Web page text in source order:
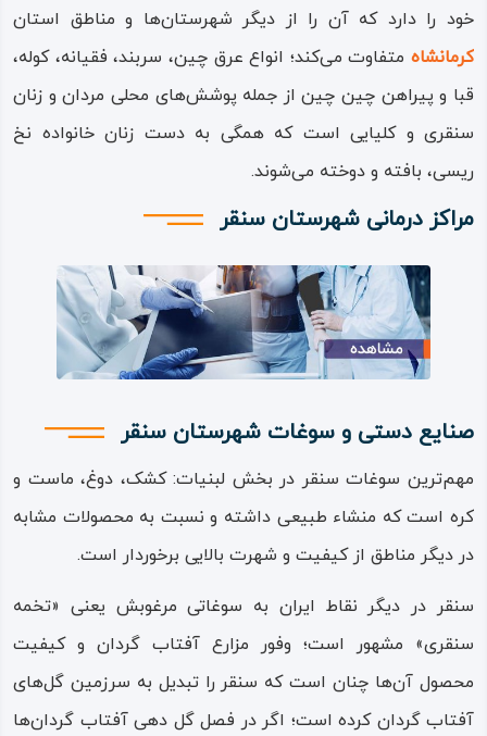
این رو نیروی متفقین این کوه‌ها را به توپ بستند.
جاذبه‌های گردشگری شهرستان سنقر
آثار، مکان‌ها و جاذبه‌های گردشگری در شهر سنقر کلیایی، در
بخش‌های تاریخی، مذهبی، طبیعی و تفریحی، بسیار پرتعداد و
متنوع است. در حقیقت شهر سنقر و جاذبه‌های گردشگری آن،
چنان است که باید آن را یک قطب گردشگری مستقل به حساب
از جاذبه‌های تاریخی می‌توان به آثار و ابنیه‌های به جا مانده در
مادیان‌ کوه و همچنینبقعه یا آرامگاه مالکاشاره کرد. کوه و غار
آهکی دالاخانی، منطقه سرسبز و تفریحی روستای قدیمی خان‌
امیران، منطقه تفریحی سراب سنقر، چشمه‌های جوشان در
دامنه‌های مادیان‌ کوه از دیگر نقاط و جاذبه‌های گردشگری شهر
افزون بر این نقاط باید از آبشار پریشان،سراب گزنهله، کوه‌های
پنجه‌ علی و بوسوار نیز یاد کرد. روستای ورمقان سنقر یکی از
روستاهای هدف گردشگری است که سالانه میزبان بسیاری از
این روستا که در دامنه کوه زیبای بدره قرار دارد، دارای آب‌ و
خود را دارد که آن را از دیگر شهرستان‌ها و مناطق استان
کرمانشاه متفاوت می‌کند؛ انواع عرق‌ چین، سربند، فقیانه، کوله،
قبا و پیراهن چین‌ چین از جمله پوشش‌های محلی مردان و زنان
سنقری و کلیایی است که همگی به دست زنان خانواده نخ‌
ریسی، بافته و دوخته می‌شوند.
مراکز درمانی شهرستان سنقر
صنایع دستی و سوغات شهرستان سنقر
مهم‌ترین سوغات سنقر در بخش لبنیات: کشک، دوغ، ماست و
کره است که منشاء طبیعی داشته و نسبت به محصولات مشابه
در دیگر مناطق از کیفیت و شهرت بالایی برخوردار است.
سنقر در دیگر نقاط ایران به سوغاتی مرغوبش یعنی «تخمه
‌سنقری» مشهور است؛ وفور مزارع آفتاب‌ گردان و کیفیت
محصول آن‌ها چنان است که سنقر را تبدیل به سرزمین گل‌های
آفتاب‌ گردان کرده است؛ اگر در فصل گل‌ دهی آفتاب‌ گردان‌ها